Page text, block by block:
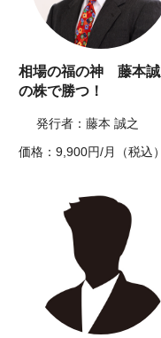
相場の福の神 藤本誠
の株で勝つ！
発行者：藤本 誠之
価格：9,900円/月（税込）